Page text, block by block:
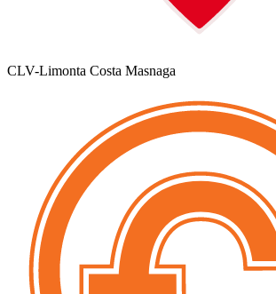
CLV-Limonta Costa Masnaga